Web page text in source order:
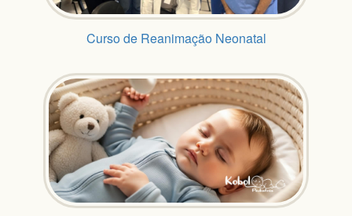
Curso de Reanimação Neonatal